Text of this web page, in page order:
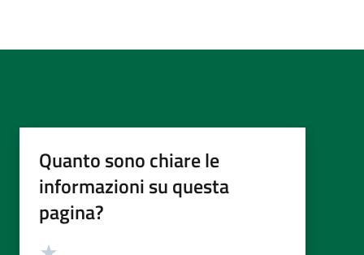
Quanto sono chiare le
informazioni su questa
pagina?
Valutazione